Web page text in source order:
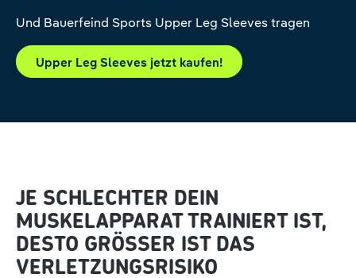
Und Bauerfeind Sports Upper Leg Sleeves tragen
Upper Leg Sleeves jetzt kaufen!
JE SCHLECHTER DEIN
MUSKELAPPARAT TRAINIERT IST,
DESTO GRÖSSER IST DAS V
ERLETZUNGSRISIKO